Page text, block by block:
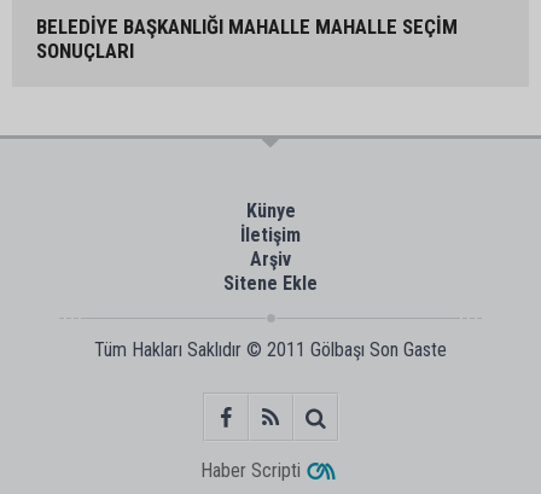
BELEDİYE BAŞKANLIĞI MAHALLE MAHALLE SEÇİM
SONUÇLARI
Künye
İletişim
Arşiv
Sitene Ekle
Tüm Hakları Saklıdır © 2011 Gölbaşı Son Gaste
Haber Scripti